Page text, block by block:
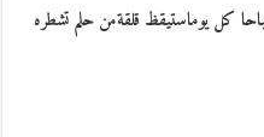
كل يوماستيقظ قلقةمن حلم تشطره